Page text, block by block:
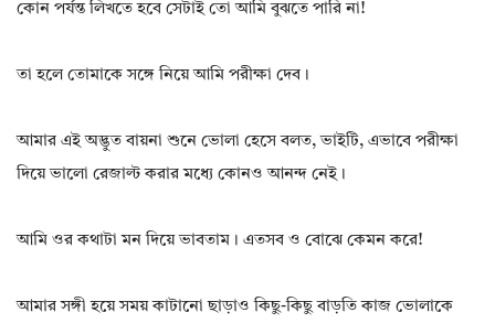
কোন পর্যন্ত লিখতে হবে সেটাই তো আমি বুঝতে পারি না!
তা হলে তোমাকে সঙ্গে নিয়ে আমি পরীক্ষা দেব।
আমার এই অদ্ভুত বায়না শুনে ভোলা হেসে বলত, ভাইটি, এভাবে পরীক্ষা
দিয়ে ভালো রেজাল্ট করার মধ্যে কোনও আনন্দ নেই।
আমি ওর কথাটা মন দিয়ে ভাবতাম। এতসব ও বোঝে কেমন করে!
আমার সঙ্গী হয়ে সময় কাটানো ছাড়াও কিছু-কিছু বাড়তি কাজ ভোলাকে